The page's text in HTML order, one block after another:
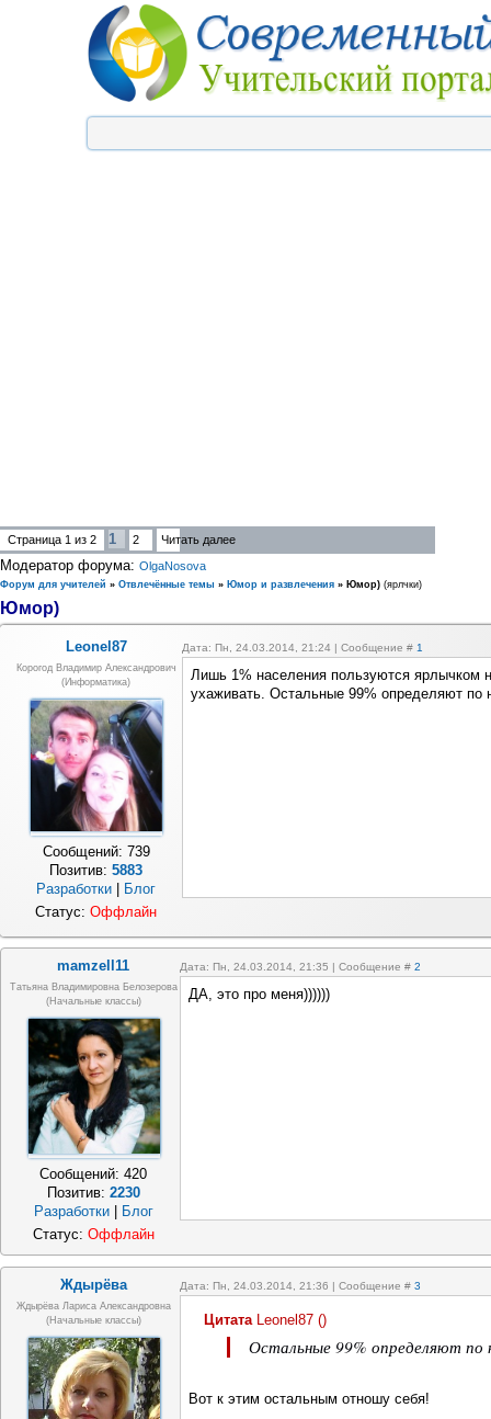
Страница 1 из 2 1 2 Читать далее
Модератор форума: OlgaNosova
Форум для учителей » Отвлечённые темы » Юмор и развлечения » Юмор) (ярлчки)
Юмор)
Leonel87 Дата: Пн, 24.03.2014, 21:24 | Сообщение # 1
Корогод Владимир Александрович
(Информатика)
Сообщений: 739
Позитив:5883
Разработки
Блог
Лишь 1% населения пользуются ярлычком
ухаживать. Остальные 99% определяют по
Статус:Оффлайн
mamzell11 Дата: Пн, 24.03.2014, 21:35 | Сообщение # 2
Татьяна Владимировна Белозерова
(начальные классы)
Сообщений:420
Позитив: 2230
Разработки
Блог
ДА, это про меня))))))
Статус: Оффлайн
Ждырёва Дата: Пн, 24.03.2014, 21:36 | Сообщение # 3
Ждырёва Лариса Александровна
(начальные классы)
Цитата Leonel87 ()
Остальные 99% определяют по
Вот к этим остальным отношу себя!